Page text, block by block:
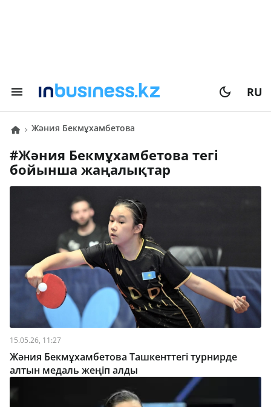
RU
Жәния Бекмұхамбетова
# Жәния Бекмұхамбетова тегі
бойынша жаңалықтар
15.05.26, 11:27
Жәния Бекмұхамбетова Ташкенттегі турнирде
алтын медаль жеңіп алды